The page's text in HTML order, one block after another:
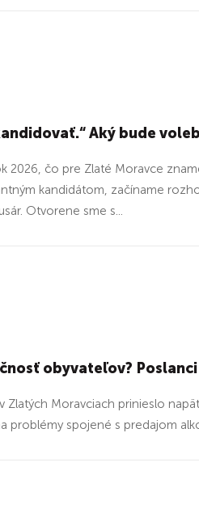
Aký bude
2026, čo pre Zlaté Moravce
kandidátom, začíname
Otvorene sme s...
obyvateľov?
Zlatých Moravciach prinieslo
problémy spojené s predajom